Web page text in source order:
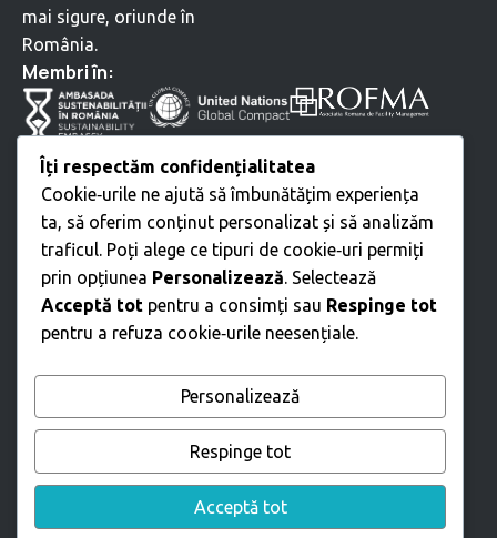
mai sigure, oriunde în
România.
⁠Membri în:
Servicii
Curățenie profesională
Servicii Tehnice
Mutări • Relocări
Amenajare spații verzi
Intreținere Exterioară
Servicii suport birouri
Construcții industriale
Urmărește-ne
Îți respectăm confidențialitatea
Cookie‑urile ne ajută să îmbunătățim experiența
ta, să oferim conținut personalizat și să analizăm
traficul. Poți alege ce tipuri de cookie‑uri permiți
prin opțiunea Personalizează. Selectează
Acceptă tot pentru a consimți sau Respinge tot
pentru a refuza cookie‑urile neesențiale.
Personalizează
Respinge tot
Acceptă tot